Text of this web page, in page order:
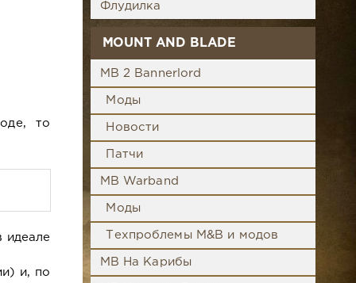
то
идеале
и, по
Флудилка
MOUNT AND BLADE
MB 2 Bannerlord
Моды
Новости
Патчи
MB Warband
Моды
Техпроблемы M&B и модов
MB На Карибы